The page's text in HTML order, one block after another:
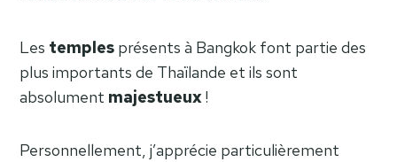
Les temples présents à Bangkok font partie des
plus importants de Thaïlande et ils sont
absolument majestueux!
Personnellement, j’apprécie particulièrement